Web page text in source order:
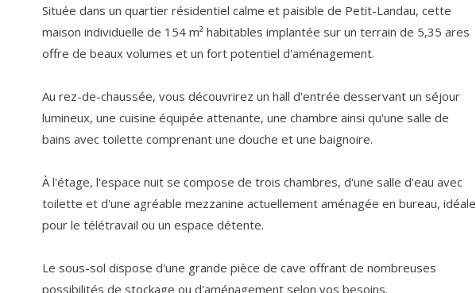
Située dans un quartier résidentiel calme et paisible de Petit-Landau, cette
maison individuelle de 154 m² habitables implantée sur un terrain de 5,35 ares
offre de beaux volumes et un fort potentiel d'aménagement.
Au rez-de-chaussée, vous découvrirez un hall d'entrée desservant un séjour
lumineux, une cuisine équipée attenante, une chambre ainsi qu'une salle de
bains avec toilette comprenant une douche et une baignoire.
À l'étage, l'espace nuit se compose de trois chambres, d'une salle d'eau avec
toilette et d'une agréable mezzanine actuellement aménagée en bureau, idéale
pour le télétravail ou un espace détente.
Le sous-sol dispose d'une grande pièce de cave offrant de nombreuses
possibilités de stockage ou d'aménagement selon vos besoins.